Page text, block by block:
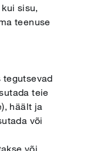
sisu,
teenuse
tegutsevad
teie
häält ja
või
või